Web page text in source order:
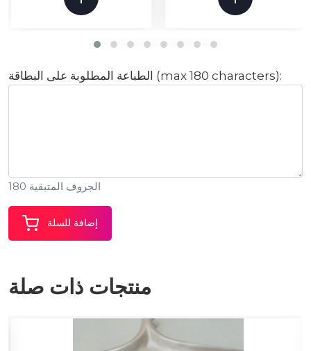
الطباعة المطلوبة على البطاقة (max 180 characters):
الجروف المتبقية 180
إضافة للسلة
منتجات ذات صلة